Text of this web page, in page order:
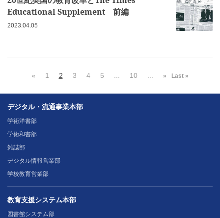
Educational Supplement 前編
2023.04.05
« 1 2 3 4 5 10 » Last »
デジタル・流通事業本部
学術洋書部
学術和書部
雑誌部
デジタル情報営業部
学校教育営業部
教育支援システム本部
図書館システム部